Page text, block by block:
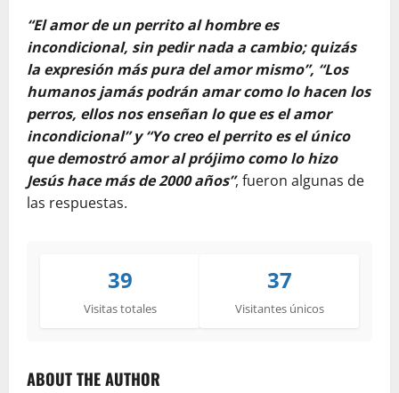
“El amor de un perrito al hombre es
incondicional, sin pedir nada a cambio; quizás
la expresión más pura del amor mismo”, “Los
humanos jamás podrán amar como lo hacen los
perros, ellos nos enseñan lo que es el amor
incondicional” y “Yo creo el perrito es el único
que demostró amor al prójimo como lo hizo
Jesús hace más de 2000 años”, fueron algunas de
las respuestas.
39
Visitas totales
37
Visitantes únicos
ABOUT THE AUTHOR